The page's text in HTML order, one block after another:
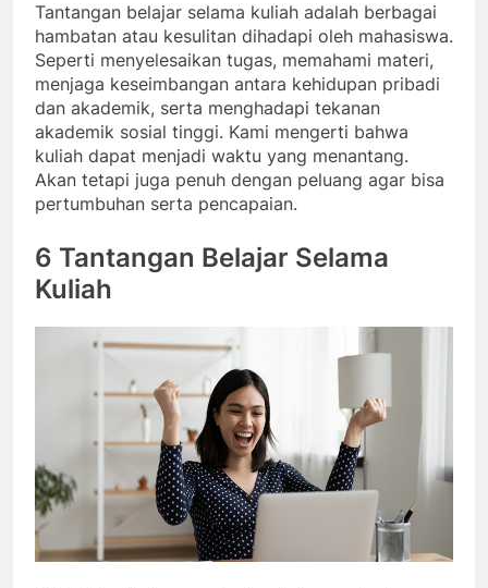
Tantangan belajar selama kuliah adalah berbagai
hambatan atau kesulitan dihadapi oleh mahasiswa.
Seperti menyelesaikan tugas, memahami materi,
menjaga keseimbangan antara kehidupan pribadi
dan akademik, serta menghadapi tekanan
akademik sosial tinggi. Kami mengerti bahwa
kuliah dapat menjadi waktu yang menantang.
Akan tetapi juga penuh dengan peluang agar bisa
pertumbuhan serta pencapaian.
6 Tantangan Belajar Selama
Kuliah